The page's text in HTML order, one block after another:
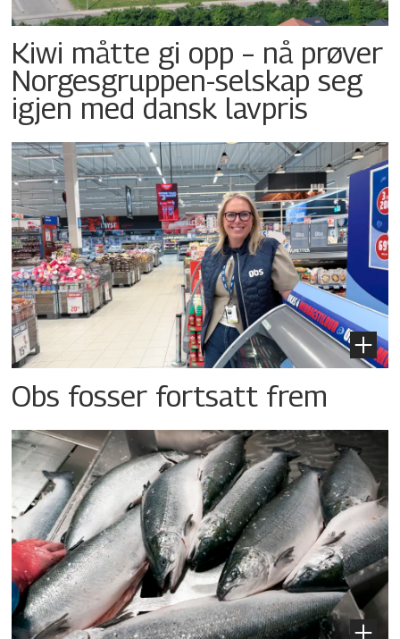
Kiwi måtte gi opp – nå prøver
Norgesgruppen-selskap seg
igjen med dansk lavpris
Obs fosser fortsatt frem